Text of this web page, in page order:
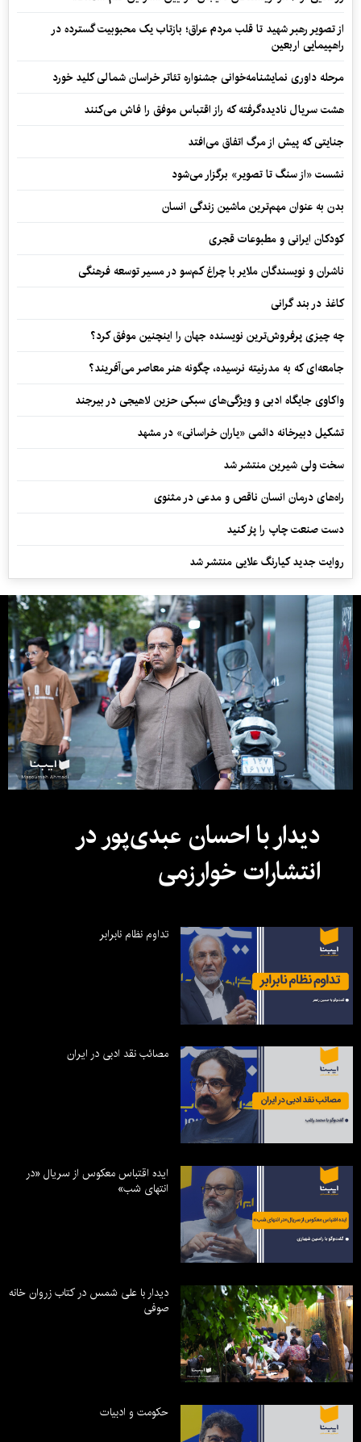
از تصویر رهبر شهید تا قلب مردم عراق؛ بازتاب یک محبوبیت گسترده در
راهپیمایی اربعین
مرحله داوری نمایشنامه‌خوانی جشنواره تئاتر خراسان شمالی کلید خورد
هشت سریال نادیده‌گرفته که راز اقتباس موفق را فاش می‌کنند
جنایتی که پیش از مرگ اتفاق می‌افتد
نشست «از سنگ تا تصویر» برگزار می‌شود
بدن به عنوان مهم‌ترین ماشین زندگی انسان
کودکان ایرانی و مطبوعات قجری
ناشران و نویسندگان ملایر با چراغ کم‌سو در مسیر توسعه فرهنگی
کاغذ در بند گرانی
چه چیزی پرفروش‌ترین نویسنده جهان را اینچنین موفق کرد؟
جامعه‌ای که به مدرنیته نرسیده، چگونه هنر معاصر می‌آفریند؟
واکاوی جایگاه ادبی و ویژگی‌های سبکی حزین لاهیجی در بیرجند
تشکیل دبیرخانه دائمی «یاران خراسانی» در مشهد
سخت ولی شیرین منتشر شد
راه‌های درمان انسان ناقص و مدعی در مثنوی
دست صنعت چاپ را پرُ کنید
روایت جدید کیارنگ علایی منتشر شد
دیدار با احسان عبدی‌پور در
انتشارات خوارزمی
تداوم نظام نابرابر
مصائب نقد ادبی در ایران
ایده اقتباس معکوس از سریال «در
انتهای شب»
دیدار با علی شمس در کتاب زروان خانه
صوفی
حکومت و ادبیات